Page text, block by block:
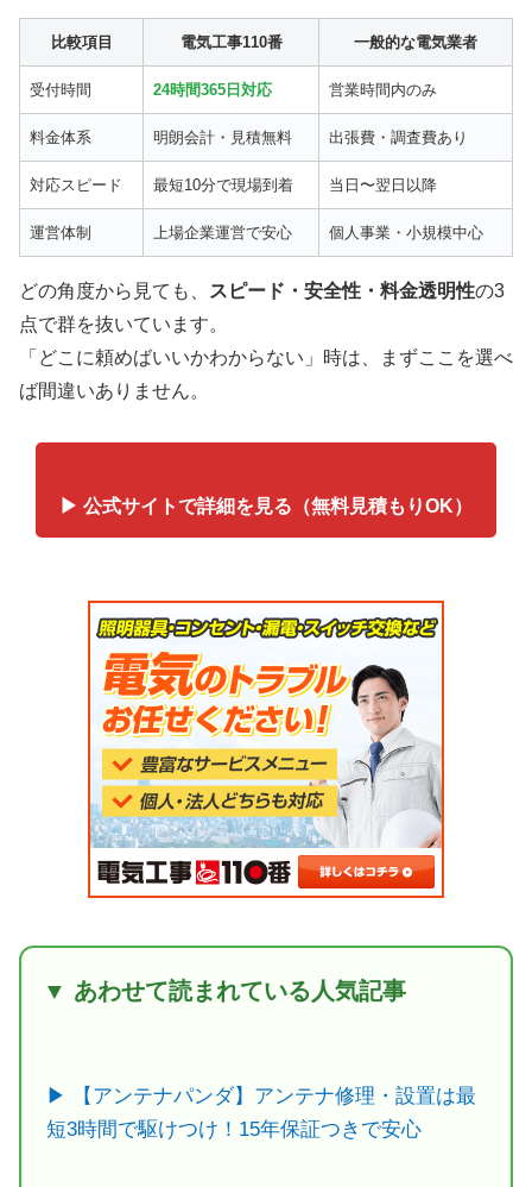
比較項目 電気工事110番 一般的な電気業者
受付時間 24時間365日対応 営業時間内のみ
料金体系 明朗会計・見積無料 出張費・調査費あり
対応スピード 最短10分で現場到着 当日〜翌日以降
運営体制 上場企業運営で安心 個人事業・小規模中心
どの角度から見ても、 スピード・安全性・料金透明性の3
点で群を抜いています。
「どこに頼めばいいかわからない」時は、まずここを選べ
ば間違いありません。
▶ 公式サイトで詳細を見る（無料見積もりOK）
▼ あわせて読まれている人気記事
▶ 【アンテナパンダ】アンテナ修理・設置は最
短3時間で駆けつけ！15年保証つきで安心